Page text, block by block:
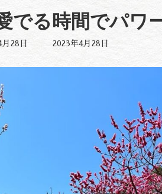
でる時間でパワ
月28日
最
新
2023年4月28日